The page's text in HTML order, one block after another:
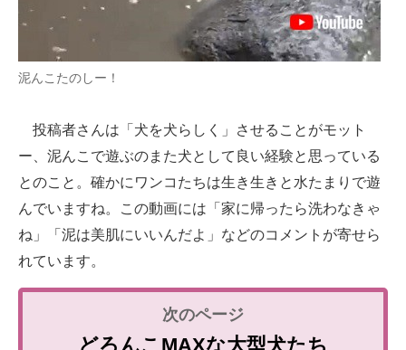
泥んこたのしー！
投稿者さんは「犬を犬らしく」させることがモット
ー、泥んこで遊ぶのまた犬として良い経験と思っている
とのこと。確かにワンコたちは生き生きと水たまりで遊
んでいますね。この動画には「家に帰ったら洗わなきゃ
ね」「泥は美肌にいいんだよ」などのコメントが寄せら
れています。
どろんこMAXな大型犬たち